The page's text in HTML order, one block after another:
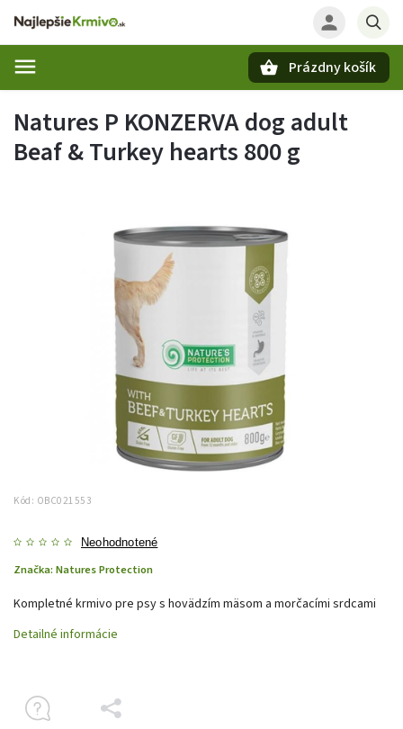
Prázdny košík
Natures P KONZERVA dog adult
Beaf & Turkey hearts 800 g
Kód: OBC021553
Neohodnotené
Značka: Natures Protection
Kompletné krmivo pre psy s hovädzím mäsom a morčacími srdcami
Detailné informácie